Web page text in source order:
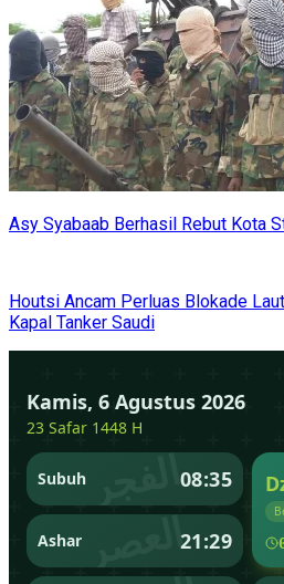
Asy Syabaab Berhasil Rebut Kota
Houtsi Ancam Perluas Blokade
Kapal Tanker Saudi